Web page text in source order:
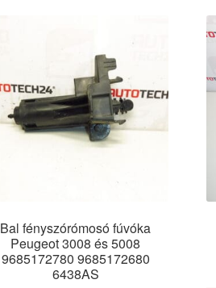
Bal fényszórómosó fúvóka
Peugeot 3008 és 5008
9685172780 9685172680
6438AS